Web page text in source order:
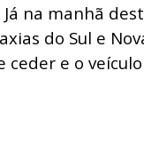
na manhã
do Sul e
e o